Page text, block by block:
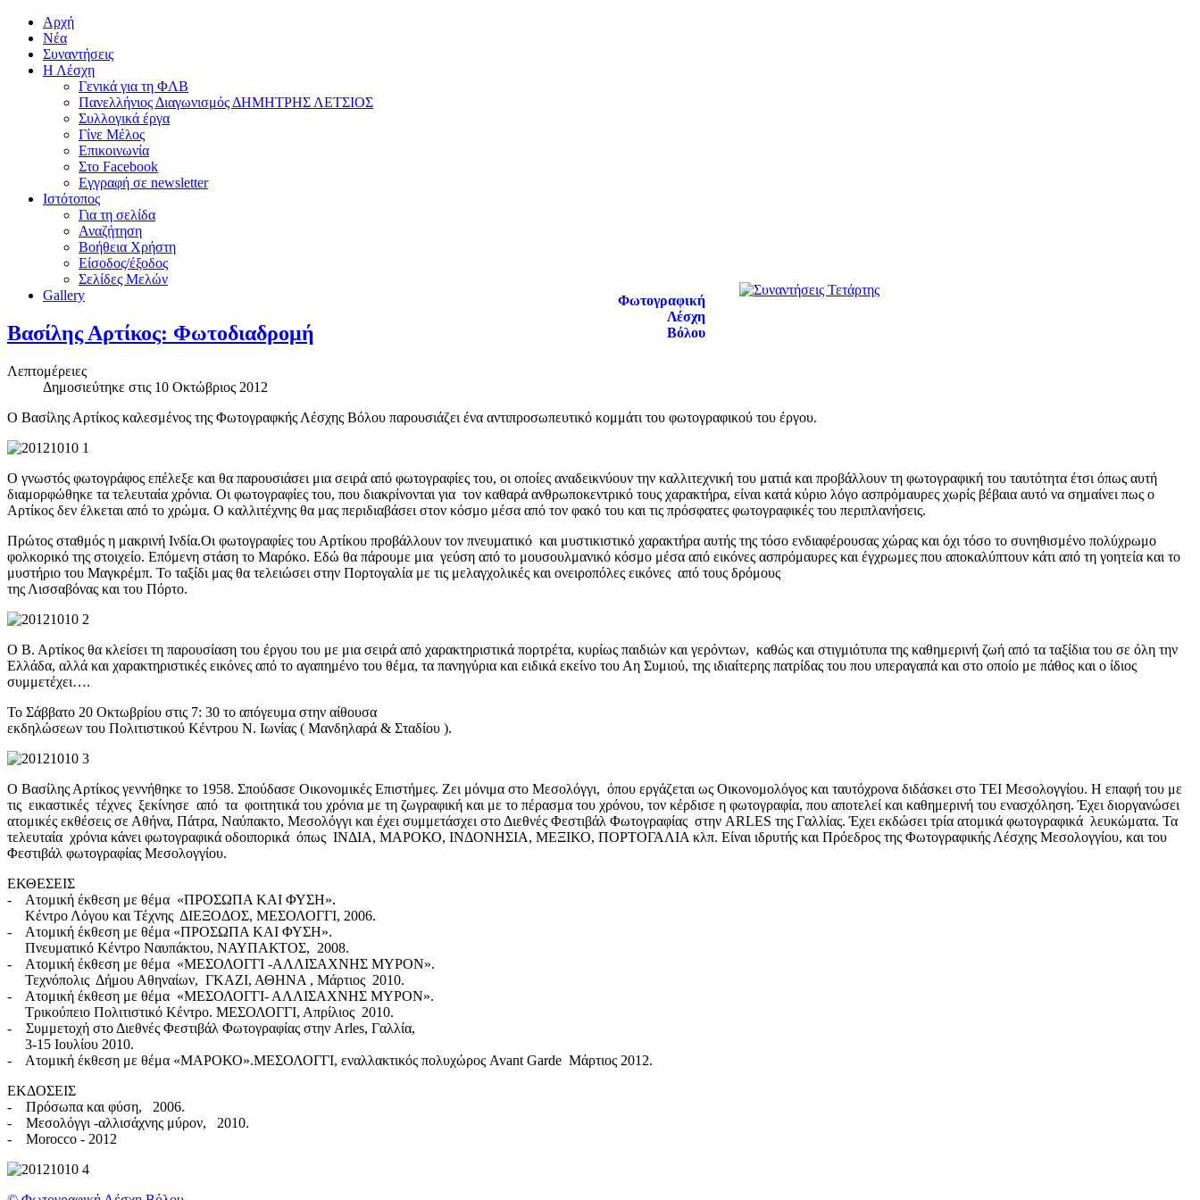
Αρχή
Νέα
Συναντήσεις
Η Λέσχη
Γενικά για τη ΦΛΒ
Πανελλήνιος Διαγωνισμός ΔΗΜΗΤΡΗΣ ΛΕΤΣΙΟΣ
Συλλογικά έργα
Γίνε Μέλος
Επικοινωνία
Στο Facebook
Εγγραφή σε newsletter
Ιστότοπος
Για τη σελίδα
Αναζήτηση
Βοήθεια Χρήστη
Είσοδος/έξοδος
Σελίδες Μελών
Gallery
Φωτογραφική
Λέσχη
Βόλου
Βασίλης Αρτίκος: Φωτοδιαδρομή
Λεπτομέρειες
Δημοσιεύτηκε στις 10 Οκτώβριος 2012
Ο Βασίλης Αρτίκος καλεσμένος της Φωτογραφκής Λέσχης Βόλου παρουσιάζει ένα αντιπροσωπευτικό κομμάτι του φωτογραφικού του έργου.
Ο γνωστός φωτογράφος επέλεξε και θα παρουσιάσει μια σειρά από φωτογραφίες του, οι οποίες αναδεικνύουν την καλλιτεχνική του ματιά και προβάλλουν τη φωτογραφική του ταυτότητα έτσι όπως αυτή
διαμορφώθηκε τα τελευταία χρόνια. Οι φωτογραφίες του, που διακρίνονται για τον καθαρά ανθρωποκεντρικό τους χαρακτήρα, είναι κατά κύριο λόγο ασπρόμαυρες χωρίς βέβαια αυτό να σημαίνει πως ο
Αρτίκος δεν έλκεται από το χρώμα. Ο καλλιτέχνης θα μας περιδιαβάσει στον κόσμο μέσα από τον φακό του και τις πρόσφατες φωτογραφικές του περιπλανήσεις.
Πρώτος σταθμός η μακρινή Ινδία.Οι φωτογραφίες του Αρτίκου προβάλλουν τον πνευματικό και μυστικιστικό χαρακτήρα αυτής της τόσο ενδιαφέρουσας χώρας και όχι τόσο το συνηθισμένο πολύχρωμο
φολκορικό της στοιχείο. Επόμενη στάση το Μαρόκο. Εδώ θα πάρουμε μια γεύση από το μουσουλμανικό κόσμο μέσα από εικόνες ασπρόμαυρες και έγχρωμες που αποκαλύπτουν κάτι από τη γοητεία και το
μυστήριο τoυ Μαγκρέμπ. Το ταξίδι μας θα τελειώσει στην Πορτογαλία με τις μελαγχολικές και ονειροπόλες εικόνες από τους δρόμους
της Λισσαβόνας και του Πόρτο.
Ο Β. Αρτίκος θα κλείσει τη παρουσίαση του έργου του με μια σειρά από χαρακτηριστικά πορτρέτα, κυρίως παιδιών και γερόντων, καθώς και στιγμιότυπα της καθημερινή ζωή από τα ταξίδια του σε όλη την
Ελλάδα, αλλά και χαρακτηριστικές εικόνες από το αγαπημένο του θέμα, τα πανηγύρια και ειδικά εκείνο του Αη Συμιού, της ιδιαίτερης πατρίδας του που υπεραγαπά και στο οποίο με πάθος και ο ίδιος
συμμετέχει….
Το Σάββατο 20 Οκτωβρίου στις 7: 30 το απόγευμα στην αίθουσα
εκδηλώσεων του Πολιτιστικού Κέντρου Ν. Ιωνίας ( Μανδηλαρά & Σταδίου ).
Ο Βασίλης Αρτίκος γεννήθηκε το 1958. Σπούδασε Οικονομικές Επιστήμες. Ζει μόνιμα στο Μεσολόγγι, όπου εργάζεται ως Οικονομολόγος και ταυτόχρονα διδάσκει στο ΤΕΙ Μεσολογγίου. Η επαφή του με
τις εικαστικές τέχνες ξεκίνησε από τα φοιτητικά του χρόνια με τη ζωγραφική και με το πέρασμα του χρόνου, τον κέρδισε η φωτογραφία, που αποτελεί και καθημερινή του ενασχόληση. Έχει διοργανώσει
ατομικές εκθέσεις σε Αθήνα, Πάτρα, Ναύπακτο, Μεσολόγγι και έχει συμμετάσχει στο Διεθνές Φεστιβάλ Φωτογραφίας στην ARLES της Γαλλίας. Έχει εκδώσει τρία ατομικά φωτογραφικά λευκώματα. Τα
τελευταία χρόνια κάνει φωτογραφικά οδοιπορικά όπως ΙΝΔΙΑ, ΜΑΡΟΚΟ, ΙΝΔΟΝΗΣΙΑ, ΜΕΞΙΚΟ, ΠΟΡΤΟΓΑΛΙΑ κλπ. Είναι ιδρυτής και Πρόεδρος της Φωτογραφικής Λέσχης Μεσολογγίου, και του
Φεστιβάλ φωτογραφίας Μεσολογγίου.
ΕΚΘΕΣΕΙΣ
- Ατομική έκθεση με θέμα «ΠΡΟΣΩΠΑ ΚΑΙ ΦΥΣΗ».
Κέντρο Λόγου και Τέχνης ΔΙΕΞΟΔΟΣ, ΜΕΣΟΛΟΓΓΙ, 2006.
- Ατομική έκθεση με θέμα «ΠΡΟΣΩΠΑ ΚΑΙ ΦΥΣΗ».
Πνευματικό Κέντρο Ναυπάκτου, ΝΑΥΠΑΚΤΟΣ, 2008.
- Ατομική έκθεση με θέμα «ΜΕΣΟΛΟΓΓΙ -ΑΛΛΙΣΑΧΝΗΣ ΜΥΡΟΝ».
Τεχνόπολις Δήμου Αθηναίων, ΓΚΑΖΙ, ΑΘΗΝΑ , Μάρτιος 2010.
- Ατομική έκθεση με θέμα «ΜΕΣΟΛΟΓΓΙ- ΑΛΛΙΣΑΧΝΗΣ ΜΥΡΟΝ».
Τρικούπειο Πολιτιστικό Κέντρο. ΜΕΣΟΛΟΓΓΙ, Απρίλιος 2010.
- Συμμετοχή στο Διεθνές Φεστιβάλ Φωτογραφίας στην Arles, Γαλλία,
3-15 Ιουλίου 2010.
- Ατομική έκθεση με θέμα «MΑΡΟΚΟ».ΜΕΣΟΛΟΓΓΙ, εναλλακτικός πολυχώρος Avant Garde Μάρτιος 2012.
ΕΚΔΟΣΕΙΣ
- Πρόσωπα και φύση, 2006.
- Μεσολόγγι -αλλισάχνης μύρον, 2010.
- Morocco - 2012